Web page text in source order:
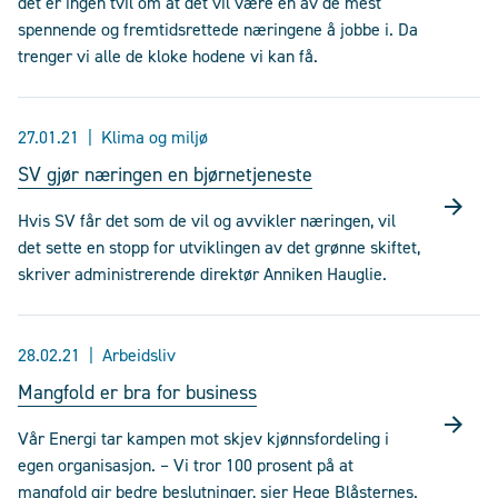
spennende og fremtidsrettede næringene å jobbe i. Da
trenger vi alle de kloke hodene vi kan få.
27.01.21 Klima og miljø
SV gjør næringen en bjørnetjeneste
Hvis SV får det som de vil og avvikler næringen, vil
det sette en stopp for utviklingen av det grønne skiftet,
skriver administrerende direktør Anniken Hauglie.
28.02.21 Arbeidsliv
Mangfold er bra for business
Vår Energi tar kampen mot skjev kjønnsfordeling i
egen organisasjon. – Vi tror 100 prosent på at
mangfold gir bedre beslutninger, sier Hege Blåsternes.